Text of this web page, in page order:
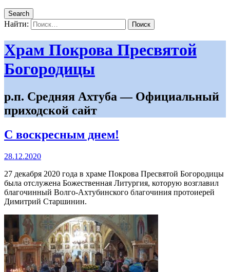
Search
Найти:
Храм Покрова Пресвятой
Богородицы
р.п. Средняя Ахтуба — Официальный
приходской сайт
С воскресным днем!
28.12.2020
27 декабря 2020 года в храме Покрова Пресвятой Богородицы
была отслужена Божественная Литургия, которую возглавил
благочинный Волго-Ахтубинского благочиния протоиерей
Димитрий Старшинин.